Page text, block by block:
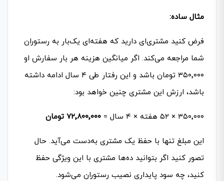
مثال ساده:
فرض کنید مشتری‌ای دارید که هفته‌ای یک‌بار به رستوران
شما مراجعه می‌کند. اگر میانگین هزینه‌ هر بار سفارش او
۳۵۰٬۰۰۰ تومان باشد و این رفتار طی ۴ سال ادامه داشته
باشد، ارزش این مشتری چنین خواهد بود:
۳۵۰٬۰۰۰ × ۵۲ هفته × ۴ سال = ۷۲٬۸۰۰٬۰۰۰ تومان
این مبلغ تنها با حفظ یک مشتری به‌دست می‌آید. حال
تصور کنید اگر بتوانید ده‌ها مشتری با این ویژگی حفظ
کنید، چه سود پایداری نصیب رستوران می‌شود.